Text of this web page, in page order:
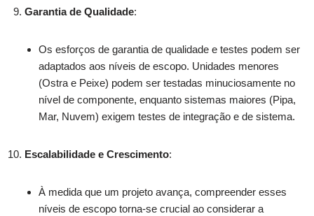
Garantia de Qualidade:
Os esforços de garantia de qualidade e testes podem ser
adaptados aos níveis de escopo. Unidades menores
(Ostra e Peixe) podem ser testadas minuciosamente no
nível de componente, enquanto sistemas maiores (Pipa,
Mar, Nuvem) exigem testes de integração e de sistema.
Escalabilidade e Crescimento:
À medida que um projeto avança, compreender esses
níveis de escopo torna-se crucial ao considerar a